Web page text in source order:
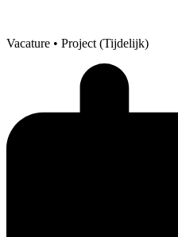
Vacature • Project (Tijdelijk)